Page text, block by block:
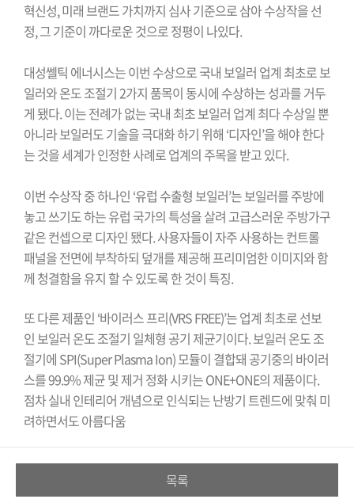
혁신성,미래 브랜드가치까지 심사기준으로삼아수상작을선
정,그기준이 까다로운것으로정평이 나있다.
대성쎌틱 에너시스는이번 수상으로국내 보일러 업계 최초로보
일러와온도조절기2가지 품목이 동시에 수상하는성과를거두
게 됐다.이는전례가없는국내 최초보일러 업계 최다수상일 뿐
아니라보일러도기술을극대화하기 위해 ‘디자인’을해야한다
는것을세계가인정한사례로업계의 주목을받고있다.
이번 수상작중하나인 ‘유럽 수출형 보일러’는보일러를주방에
놓고쓰기도하는유럽 국가의 특성을살려 고급스러운주방가구
같은컨셉으로디자인 됐다.사용자들이 자주사용하는컨트롤
패널을전면에 부착하되 덮개를제공해 프리미엄한이미지와함
께 청결함을유지 할수있도록한것이 특징.
또다른제품인 ‘바이러스프리(VRS FREE)’는업계 최초로선보
인 보일러 온도조절기 일체형 공기 제균기이다.보일러 온도조
절기에 SPI(Super Plasma Ion)모듈이 결합돼 공기중의 바이러
스를99.9%제균및 제거 정화시키는ONE+ONE의 제품이다.
점차실내 인테리어 개념으로인식되는난방기 트렌드에 맞춰 미
려하면서도아름다움
목록